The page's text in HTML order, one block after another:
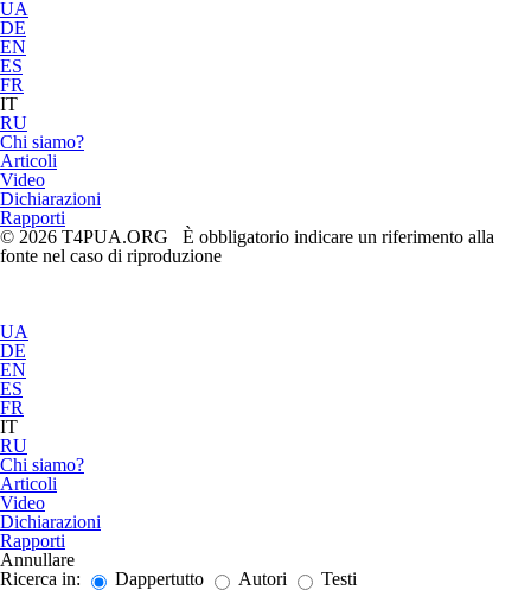
UA
DE
EN
ES
FR
IT
RU
Chi siamo?
Articoli
Video
Dichiarazioni
Rapporti
© 2026 T4PUA.ORG È obbligatorio indicare un riferimento alla
fonte nel caso di riproduzione
UA
DE
EN
ES
FR
IT
RU
Chi siamo?
Articoli
Video
Dichiarazioni
Rapporti
Annullare
Ricerca in:
Dappertutto Autori Testi